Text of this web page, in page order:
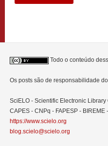
Todo o conteúdo
Os posts são de responsabilidade
SciELO - Scientific Electronic Library
CAPES - CNPq - FAPESP - BIREME
https://www.scielo.org
blog.scielo@scielo.org